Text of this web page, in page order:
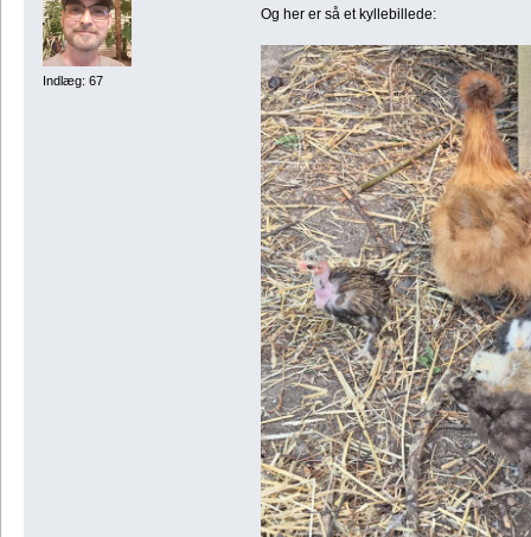
Indlæg: 67
Og her er så et kyllebillede: